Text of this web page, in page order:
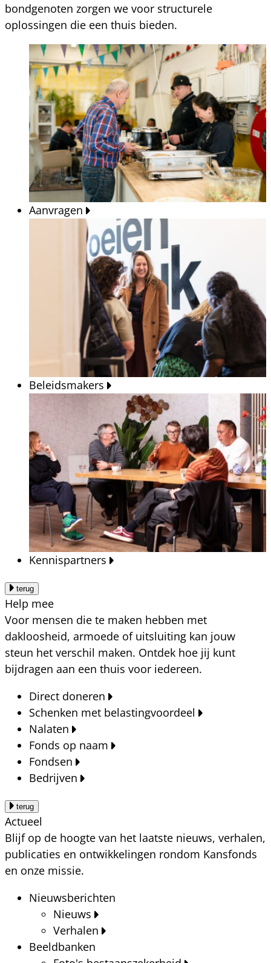
bondgenoten zorgen we voor structurele
oplossingen die een thuis bieden.
Aanvragen
Beleidsmakers
Kennispartners
terug
Help mee
Voor mensen die te maken hebben met
dakloosheid, armoede of uitsluiting kan jouw
steun het verschil maken. Ontdek hoe jij kunt
bijdragen aan een thuis voor iedereen.
Direct doneren
Schenken met belastingvoordeel
Nalaten
Fonds op naam
Fondsen
Bedrijven
terug
Actueel
Blijf op de hoogte van het laatste nieuws, verhalen,
publicaties en ontwikkelingen rondom Kansfonds
en onze missie.
Nieuwsberichten
Nieuws
Verhalen
Beeldbanken